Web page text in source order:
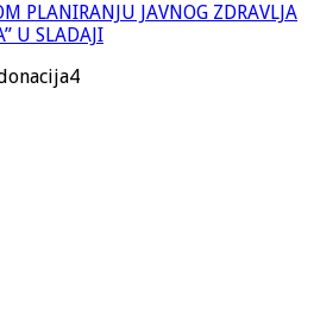
PLANIRANJU JAVNOG ZDRAVLJA
U SLADAJI